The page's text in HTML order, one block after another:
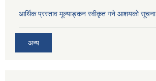
आर्थिक प्रस्ताव मूल्याङ्कन स्वीकृत गने आशयको सूचना
अन्य